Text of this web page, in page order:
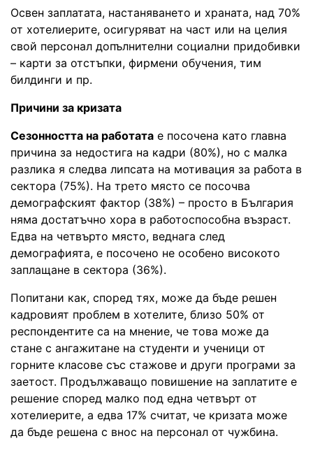
Освен заплатата, настаняването и храната, над 70%
от хотелиерите, осигуряват на част или на целия
свой персонал допълнителни социални придобивки
– карти за отстъпки, фирмени обучения, тим
билдинги и пр.
Причини за кризата
Сезонността на работата е посочена като главна
причина за недостига на кадри (80%), но с малка
разлика я следва липсата на мотивация за работа в
сектора (75%). На трето място се посочва
демографският фактор (38%) – просто в България
няма достатъчно хора в работоспособна възраст.
Едва на четвърто място, веднага след
демографията, е посочено не особено високото
заплащане в сектора (36%).
Попитани как, според тях, може да бъде решен
кадровият проблем в хотелите, близо 50% от
респондентите са на мнение, че това може да
стане с ангажитане на студенти и ученици от
горните класове със стажове и други програми за
заетост. Продължаващо повишение на заплатите е
решение според малко под една четвърт от
хотелиерите, а едва 17% считат, че кризата може
да бъде решена с внос на персонал от чужбина.